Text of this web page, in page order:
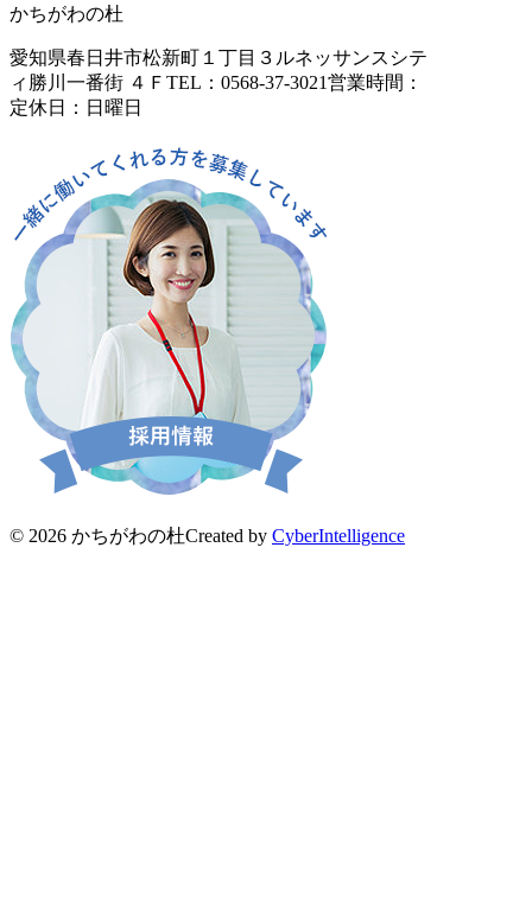
かちがわの杜
愛知県春日井市松新町１丁目３ ルネッサンスシテ
ィ勝川一番街 ４Ｆ TEL：0568-37-3021営業時間：
定休日：日曜日
© 2026 かちがわの杜Created by CyberIntelligence